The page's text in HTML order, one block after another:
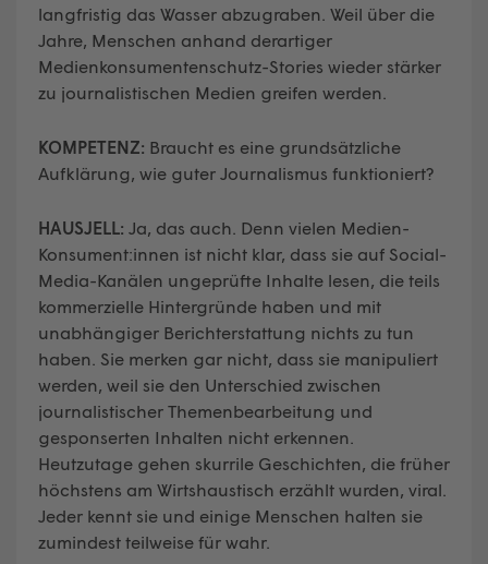
langfristig das Wasser abzugraben. Weil über die
Jahre, Menschen anhand derartiger
Medienkonsumentenschutz-Stories wieder stärker
zu journalistischen Medien greifen werden.
KOMPETENZ: Braucht es eine grundsätzliche
Aufklärung, wie guter Journalismus funktioniert?
HAUSJELL: Ja, das auch. Denn vielen Medien-
Konsument:innen ist nicht klar, dass sie auf Social-
Media-Kanälen ungeprüfte Inhalte lesen, die teils
kommerzielle Hintergründe haben und mit
unabhängiger Berichterstattung nichts zu tun
haben. Sie merken gar nicht, dass sie manipuliert
werden, weil sie den Unterschied zwischen
journalistischer Themenbearbeitung und
gesponserten Inhalten nicht erkennen.
Heutzutage gehen skurrile Geschichten, die früher
höchstens am Wirtshaustisch erzählt wurden, viral.
Jeder kennt sie und einige Menschen halten sie
zumindest teilweise für wahr.